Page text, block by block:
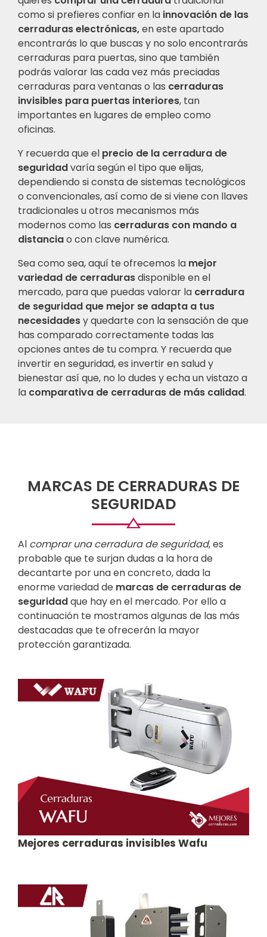
como si prefieres confiar en la innovación de las
cerraduras electrónicas,en este apartado
encontrarás lo que buscas y no solo encontrarás
cerraduras para puertas, sino que también
podrás valorar las cada vez más preciadas
cerraduras para ventanas o las cerraduras
invisibles para puertas interiores, tan
importantes en lugares de empleo como
oficinas.
Y recuerda que el precio de la cerradura de
seguridadvaría según el tipo que elijas,
dependiendo si consta de sistemas tecnológicos
o convencionales, así como de si viene con llaves
tradicionales u otros mecanismos más
modernos como las cerraduras con mando a
distanciao con clave numérica.
Sea como sea, aquí te ofrecemos la mejor
variedad de cerradurasdisponible en el
mercado, para que puedas valorar la cerradura
de seguridad que mejor se adapta a tus
necesidadesy quedarte con la sensación de que
has comparado correctamente todas las
opciones antes de tu compra. Y recuerda que
invertir en seguridad, es invertir en salud y
bienestar así que, no lo dudes y echa un vistazo a
la comparativa de cerraduras de más calidad.
MARCAS DE CERRADURAS DE
SEGURIDAD
Al comprar una cerradura de seguridad, es
probable que te surjan dudas a la hora de
decantarte por una en concreto, dada la
enorme variedad de marcas de cerraduras de
seguridadque hay en el mercado. Por ello a
continuación te mostramos algunas de las más
destacadas que te ofrecerán la mayor
protección garantizada.
Mejores cerraduras invisibles Wafu